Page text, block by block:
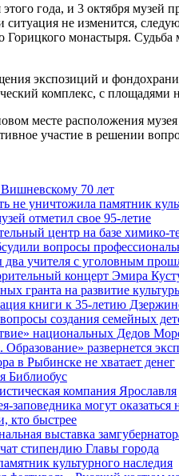
этого года, и 3 октября
ситуация не изменится,
монастыря. Судьба
экспозиций и
комплекс, с
месте расположения
участие в решении